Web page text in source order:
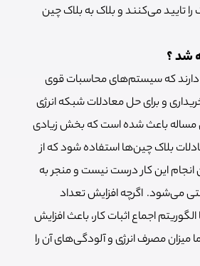
را تایید می‌کنند و بلاک به بلاک چین
شد ؟
دارند که سیستم‌های محاسبات قوی
و برای حل معادلات شبکه انرژی
مساله باعث شده است که بخش زیادی
بلاک چین‌ها استفاده شود که از
انجام این کار درست نیست و منجر به
می‌شود. اگرچه افزایش تعداد
اجماع اثبات کار، باعث افزایش
مصرف انرژی و آلودگی‌های آن را